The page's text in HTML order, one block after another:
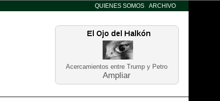
QUIENES SOMOS ARCHIVO
Acercamientos entre Trump y Petro
Ampliar